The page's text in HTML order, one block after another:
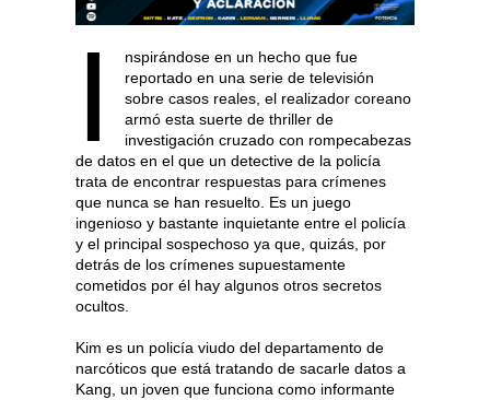
I
nspirándose en un hecho que fue
reportado en una serie de televisión
sobre casos reales, el realizador coreano
armó esta suerte de thriller de
investigación cruzado con rompecabezas
de datos en el que un detective de la policía
trata de encontrar respuestas para crímenes
que nunca se han resuelto. Es un juego
ingenioso y bastante inquietante entre el policía
y el principal sospechoso ya que, quizás, por
detrás de los crímenes supuestamente
cometidos por él hay algunos otros secretos
ocultos.
Kim es un policía viudo del departamento de
narcóticos que está tratando de sacarle datos a
Kang, un joven que funciona como informante